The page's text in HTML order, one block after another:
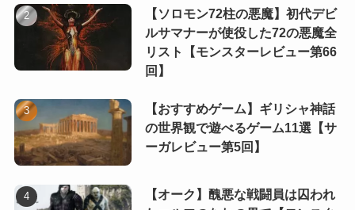
【ソロモン72柱の悪魔】初代デビ
ルサマナーが使役した72の悪魔全
リスト【モンスターレビュー第66
回】
【おすすめゲーム】ギリシャ神話
の世界観で遊べるゲーム11選【サ
ーガレビュー第5回】
【オーク】醜悪な戦闘員は囚われ